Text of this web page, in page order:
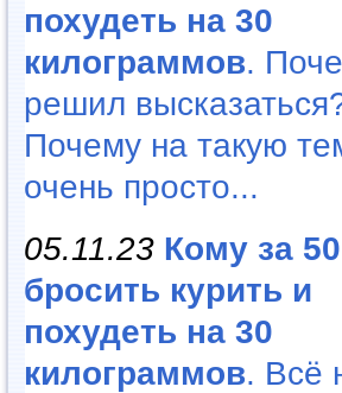
похудеть на 30
килограммов.
решил
Почему на такую
очень просто...
05.11.23 Кому за
бросить курить и
похудеть на 30
килограммов. Всё